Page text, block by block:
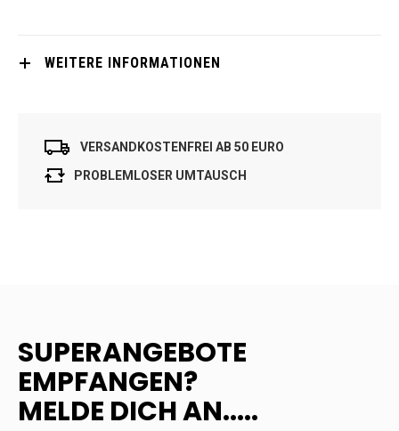
WEITERE INFORMATIONEN
VERSANDKOSTENFREI AB 50 EURO
PROBLEMLOSER UMTAUSCH
SUPERANGEBOTE
EMPFANGEN?
MELDE DICH AN.....